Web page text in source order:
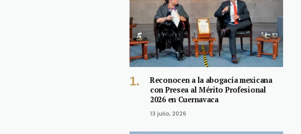
Reconocen a la abogacía mexicana
con Presea al Mérito Profesional
2026 en Cuernavaca
13 julio, 2026